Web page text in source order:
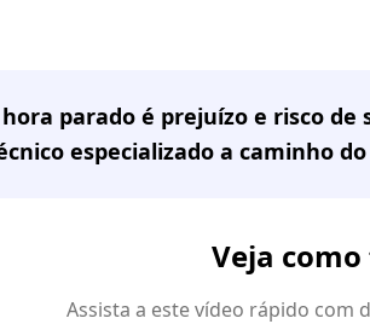
hora parado é prejuízo e risco
especializado a caminho
Veja
Assista a este vídeo rápido com